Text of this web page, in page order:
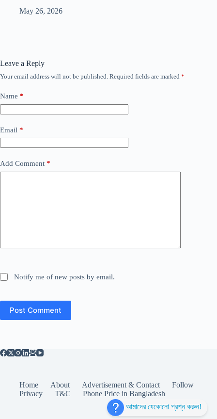
May 26, 2026
Leave a Reply
Your email address will not be published. Required fields are marked *
Name *
Email *
Add Comment *
Notify me of new posts by email.
Post Comment
Home About Advertisement & Contact
Follow
Privacy
T&C
Phone Price in Bangladesh
আমাদের যেকোনো প্রশ্ন করুন!